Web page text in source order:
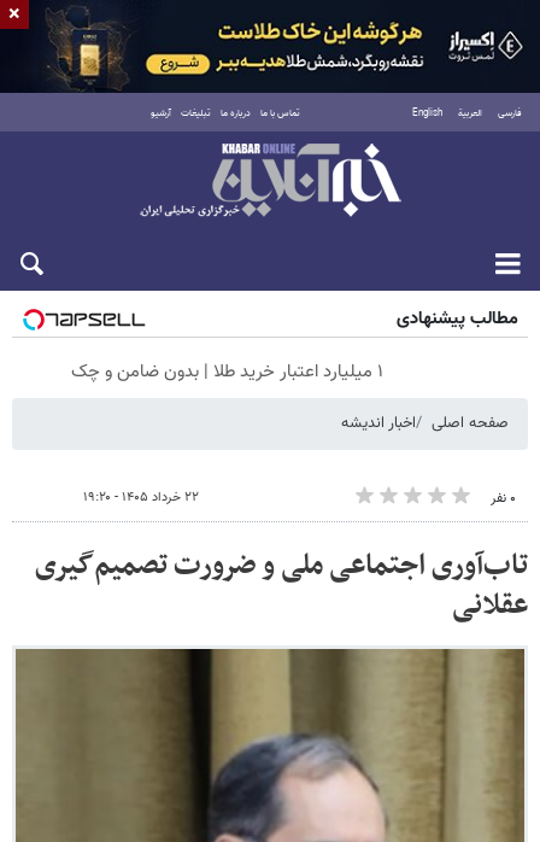
فارسی العربية English تماس با ما درباره ما تبلیغات آرشیو
شنبه ۱۷ مرداد ۱۴۰۵
مطالب پیشنهادی
۱ میلیارد اعتبار خرید طلا | بدون ضامن و چک
صفحه اصلی اخبار اندیشه
۰ نفر ۲۲ خرداد ۱۴۰۵ - ۱۹:۲۰
تاب‌آوری اجتماعی ملی و ضرورت تصمیم‌گیری
عقلانی
×